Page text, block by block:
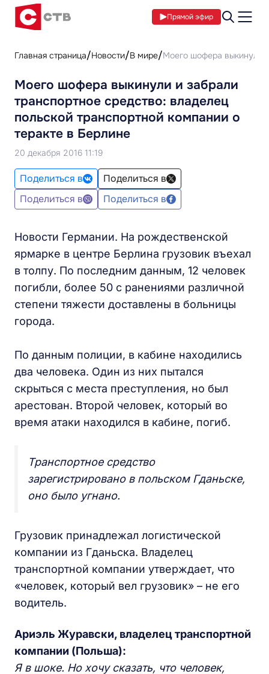
Прямой эфир
Главная страница Новости В мире Моего шофера выкинули
Моего шофера выкинули и забрали
транспортное средство: владелец
польской транспортной компании о
теракте в Берлине
20 декабря 2016 11:19
Поделиться в
Поделиться в
Поделиться в
Поделиться в
Новости Германии. На рождественской
ярмарке в центре Берлина грузовик въехал
в толпу. По последним данным, 12 человек
погибли, более 50 с ранениями различной
степени тяжести доставлены в больницы
города.
По данным полиции, в кабине находились
два человека. Один из них пытался
скрыться с места преступления, но был
арестован. Второй человек, который во
время атаки находился в кабине, погиб.
Транспортное средство
зарегистрировано в польском Гданьске,
оно было угнано.
Грузовик принадлежал логистической
компании из Гданьска. Владелец
транспортной компании утверждает, что
«человек, который вел грузовик» – не его
водитель.
Ариэль Журавски, владелец транспортной
компании (Польша):
Я в шоке. Но хочу сказать, что человек,